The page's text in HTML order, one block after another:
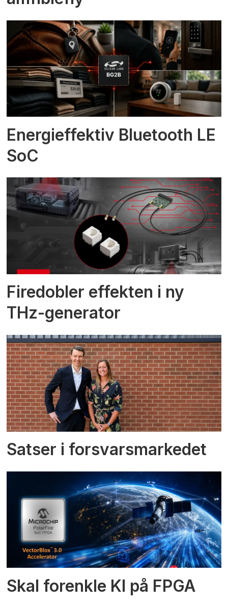
Energieffektiv Bluetooth LE
SoC
Firedobler effekten i ny
THz-generator
Satser i forsvarsmarkedet
Skal forenkle KI på FPGA